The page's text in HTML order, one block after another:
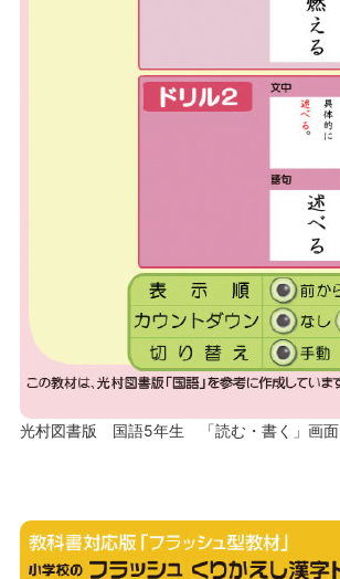
光村図書版 国語5年生 「読む・書く」画面